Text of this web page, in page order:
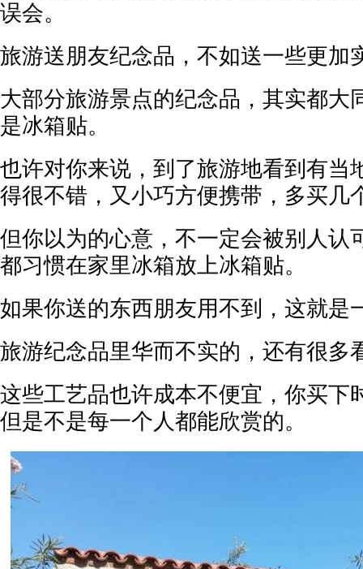
误会。
旅游送朋友纪念品，不如送一些更加
大部分旅游景点的纪念品，其实都大
是冰箱贴。
也许对你来说，到了旅游地看到有当
得很不错，又小巧方便携带，多买几
但你以为的心意，不一定会被别人认
都习惯在家里冰箱放上冰箱贴。
如果你送的东西朋友用不到，这就是
旅游纪念品里华而不实的，还有很多
这些工艺品也许成本不便宜，你买下
但是不是每一个人都能欣赏的。